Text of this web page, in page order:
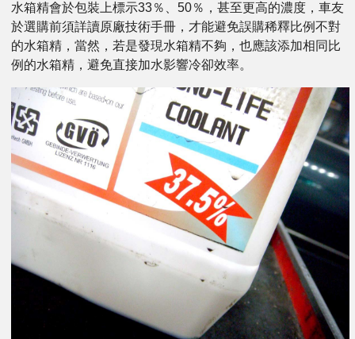
水箱精會於包裝上標示33％、50％，甚至更高的濃度，車友
於選購前須詳讀原廠技術手冊，才能避免誤購稀釋比例不對
的水箱精，當然，若是發現水箱精不夠，也應該添加相同比
例的水箱精，避免直接加水影響冷卻效率。